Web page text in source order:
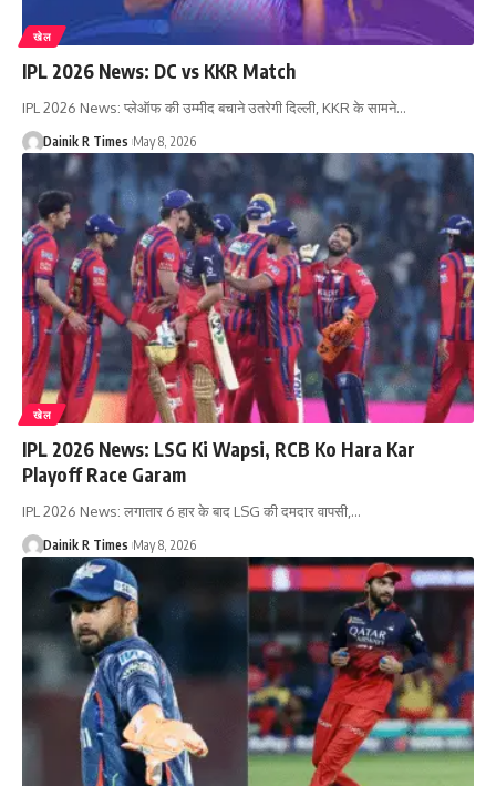
खेल
IPL 2026 News: DC vs KKR Match
IPL 2026 News: प्लेऑफ की उम्मीद बचाने उतरेगी दिल्ली, KKR के सामने…
Dainik R Times May 8, 2026
खेल
IPL 2026 News: LSG Ki Wapsi, RCB Ko Hara Kar
Playoff Race Garam
IPL 2026 News: लगातार 6 हार के बाद LSG की दमदार वापसी,…
Dainik R Times May 8, 2026